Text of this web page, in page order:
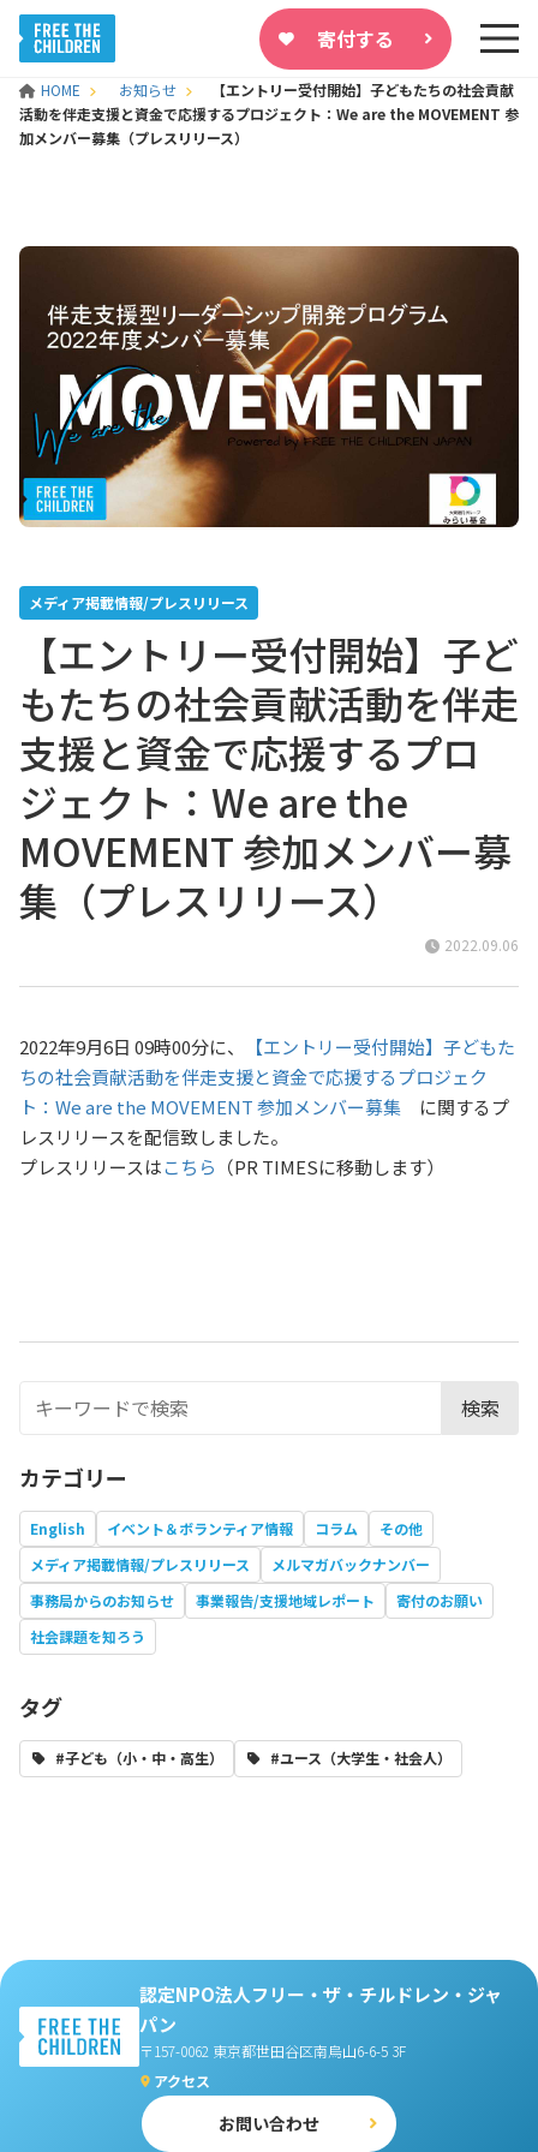
寄付する
HOME お知らせ
【エントリー受付開始】子どもたちの社会貢献
活動を伴走支援と資金で応援するプロジェクト：We are the MOVEMENT 参
加メンバー募集（プレスリリース）
メディア掲載情報/プレスリリース
【エントリー受付開始】子ど
もたちの社会貢献活動を伴走
支援と資金で応援するプロ
ジェクト：We are the
MOVEMENT 参加メンバー募
集（プレスリリース）
2022.09.06
2022年9月6日 09時00分に、
【エントリー受付開始】子どもた
ちの社会貢献活動を伴走支援と資金で応援するプロジェク
ト：We are the MOVEMENT 参加メンバー募集 に関するプ
レスリリースを配信致しました。
プレスリリースはこちら （PR TIMESに移動します）
検索
カテゴリー
English イベント＆ボランティア情報 コラム
その他
メディア掲載情報/プレスリリース
メルマガバックナンバー
事務局からのお知らせ
事業報告/支援地域レポート
寄付のお願い
社会課題を知ろう
タグ
#子ども（小・中・高生） #ユース（大学生・社会人）
認定NPO法人フリー・ザ・チルドレン・ジャ
パン
〒157-0062 東京都世田谷区南烏山6-6-5 3F
アクセス
お問い合わせ